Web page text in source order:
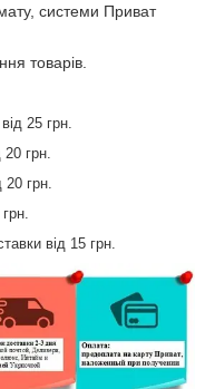
системи Приват
товарів.
25 грн.
20 грн.
20 грн.
від 15 грн.